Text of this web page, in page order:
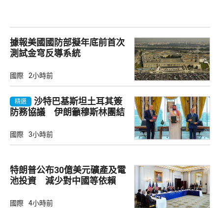
據報美國國防部擬年底前首次
測試金穹反導系統
國際 2小時前
精選
沙特巴基斯坦土耳其簽
防務協議 伊朗籲穆斯林團結
國際 3小時前
特朗普公布30億美元礦產及電
池投資 減少對中國等依賴
國際 4小時前